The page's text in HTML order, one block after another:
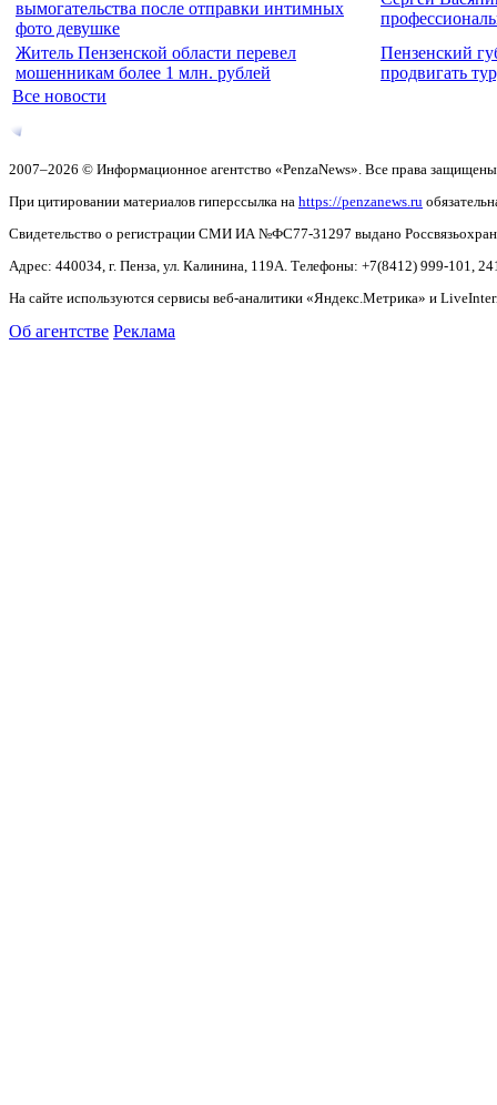
вымогательства после отправки интимных
фото девушке
Житель Пензенской области перевел
мошенникам более 1 млн. рублей
Пензенский
продвигать
Все новости
2007–2026 © Информационное агентство «PenzaNews». Все права
При цитировании материалов гиперссылка на https://penzanews.ru
Свидетельство о регистрации СМИ ИА №ФС77-31297 выдано
Адрес: 440034, г. Пенза, ул. Калинина, 119А. Телефоны: +7(8412) 999-101,
На сайте используются сервисы веб-аналитики «Яндекс.Метрика» и
Об агентстве Реклама